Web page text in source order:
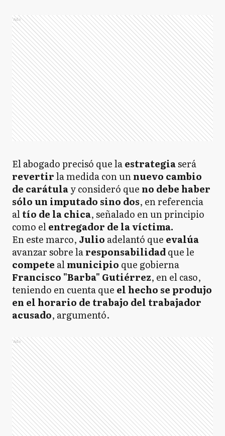
Ads
El abogado precisó que laestrategiaserá
revertirla medida con unnuevo cambio
de carátulay consideró que no debe haber
sólo un imputado sino dos, en referencia
altío de la chica, señalado en un principio
como elentregador de la víctima.
En este marco, Julio adelantó que evalúa
avanzar sobre laresponsabilidadque le
compete almunicipio que gobierna
Francisco "Barba" Gutiérrez, en el caso,
teniendo en cuenta que el hecho se produjo
en el horario de trabajo del trabajador
acusado, argumentó.
Ads